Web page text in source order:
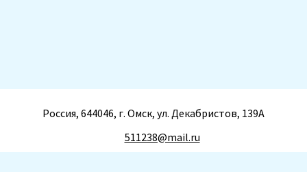
Россия, 644046, г. Омск, ул. Декабристов, 139А
511238@mail.ru